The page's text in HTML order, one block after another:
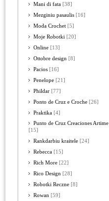
Mani di fata [38]
Mezginiu pasaulis [16]
Moda Crochet [5]
Moje Robotki [20]
Online [13]
Ottobre design [8]
Pacios [16]
Penelope [21]
Phildar [77]
Ponto de Cruz e Croche [26]
Praktika [4]
Punto de Cruz Creaciones Artime
[15]
Rankdarbiu kraitele [24]
Rebecca [15]
Rich More [22]
Rico Design [28]
Robotki Reczne [8]
Rowan [59]